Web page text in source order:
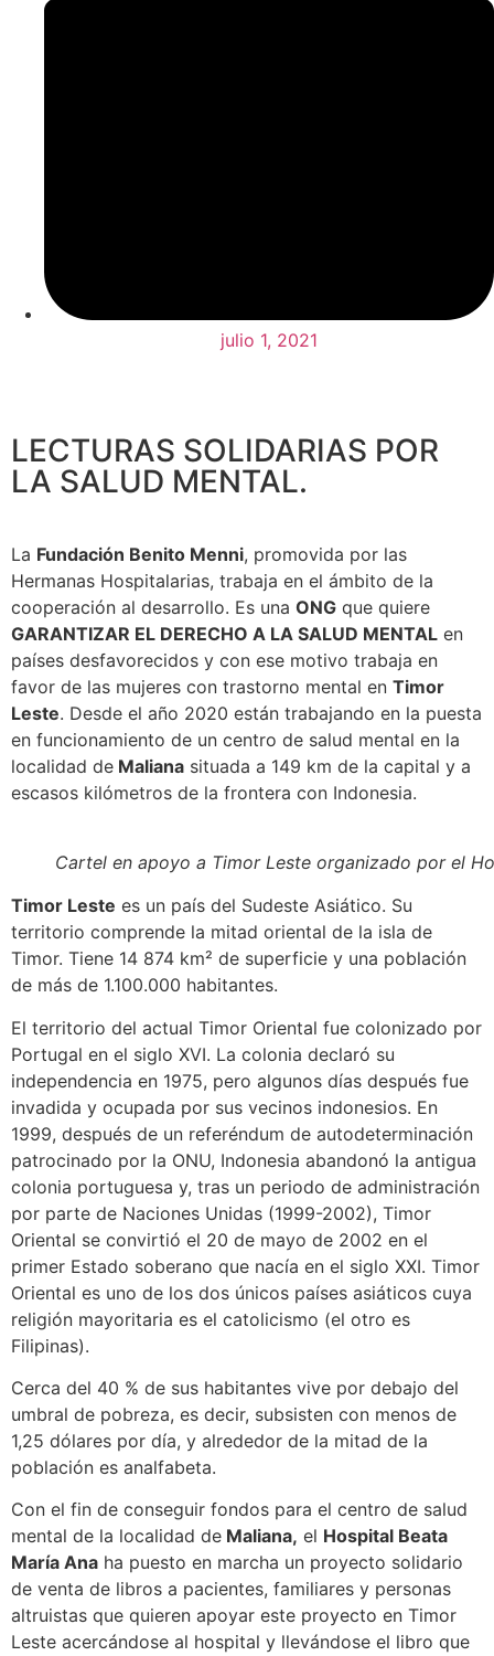
julio 1, 2021
LECTURAS SOLIDARIAS POR
LA SALUD MENTAL.
La Fundación Benito Menni, promovida por las
Hermanas Hospitalarias, trabaja en el ámbito de la
cooperación al desarrollo. Es una ONG que quiere
GARANTIZAR EL DERECHO A LA SALUD MENTAL en
países desfavorecidos y con ese motivo trabaja en
favor de las mujeres con trastorno mental en Timor
Leste. Desde el año 2020 están trabajando en la puesta
en funcionamiento de un centro de salud mental en la
localidad de Maliana situada a 149 km de la capital y a
escasos kilómetros de la frontera con Indonesia.
Cartel en apoyo a Timor Leste organizado por el
Timor Leste es un país del Sudeste Asiático. Su
territorio comprende la mitad oriental de la isla de
Timor. Tiene 14 874 km² de superficie y una población
de más de 1.100.000 habitantes.
El territorio del actual Timor Oriental fue colonizado por
Portugal en el siglo XVI. La colonia declaró su
independencia en 1975, pero algunos días después fue
invadida y ocupada por sus vecinos indonesios. En
1999, después de un referéndum de autodeterminación
patrocinado por la ONU, Indonesia abandonó la antigua
colonia portuguesa y, tras un periodo de administración
por parte de Naciones Unidas (1999-2002), Timor
Oriental se convirtió el 20 de mayo de 2002 en el
primer Estado soberano que nacía en el siglo XXI. Timor
Oriental es uno de los dos únicos países asiáticos cuya
religión mayoritaria es el catolicismo (el otro es
Filipinas).
Cerca del 40 % de sus habitantes vive por debajo del
umbral de pobreza, es decir, subsisten con menos de
1,25 dólares por día, y alrededor de la mitad de la
población es analfabeta.
Con el fin de conseguir fondos para el centro de salud
mental de la localidad de Maliana, el Hospital Beata
María Ana ha puesto en marcha un proyecto solidario
de venta de libros a pacientes, familiares y personas
altruistas que quieren apoyar este proyecto en Timor
Leste acercándose al hospital y llevándose el libro que